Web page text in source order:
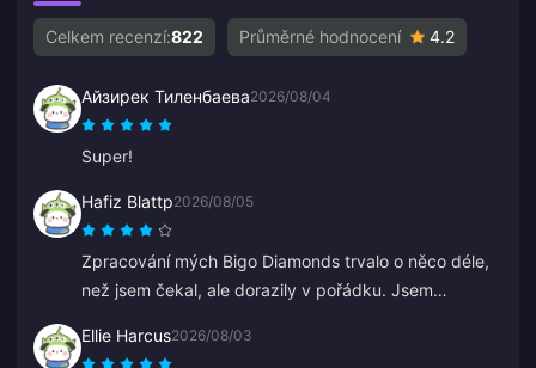
Celkem recenzí:822 Průměrné hodnocení 4.2
Айзирек Тиленбаева2026/08/04
Super!
Hafiz Blattp2026/08/05
Zpracování mých Bigo Diamonds trvalo o něco déle,
než jsem čekal, ale dorazily v pořádku. Jsem
Ellie Harcus2026/08/03